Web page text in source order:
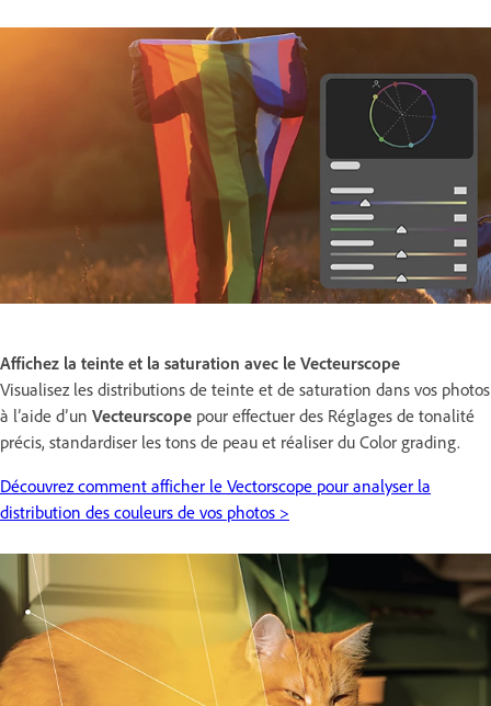
Affichez la teinte et la saturation avec le Vecteurscope
Visualisez les distributions de teinte et de saturation dans vos photos
à l’aide d’un Vecteurscope pour effectuer des Réglages de tonalité
précis, standardiser les tons de peau et réaliser du Color grading.
Découvrez comment afficher le Vectorscope pour analyser la
distribution des couleurs de vos photos >